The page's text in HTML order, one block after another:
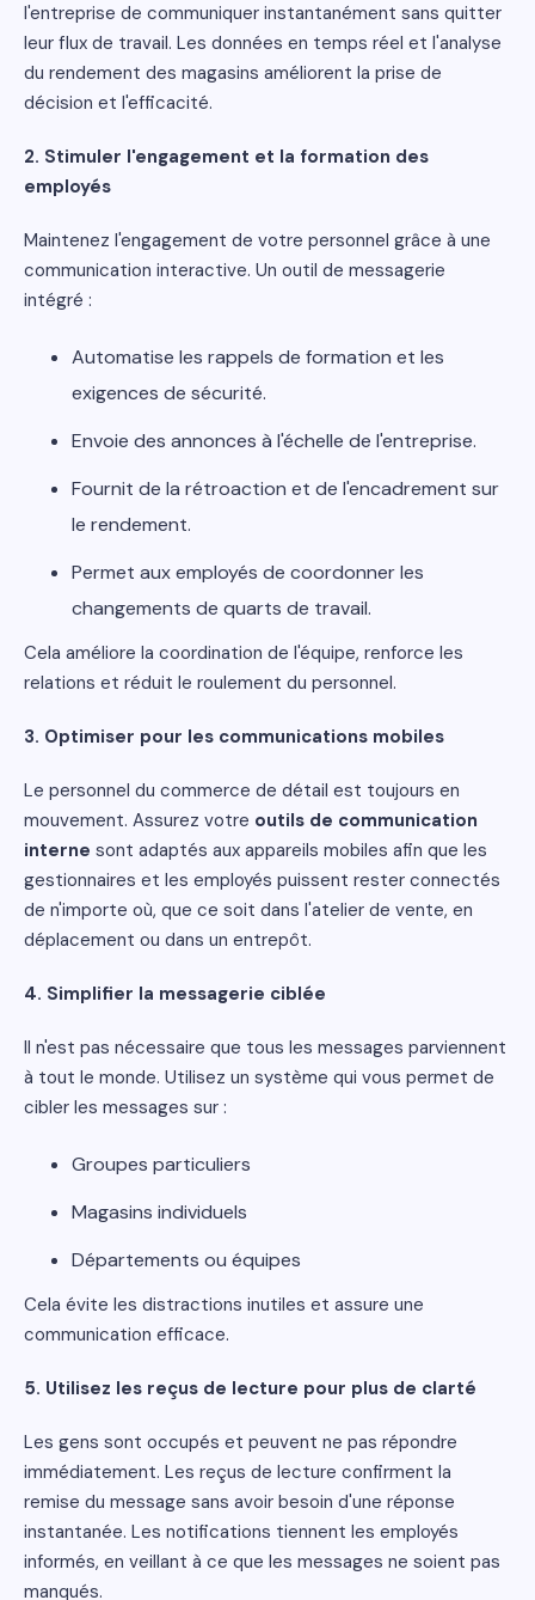
l'entreprise de communiquer instantanément sans quitter
leur flux de travail. Les données en temps réel et l'analyse
du rendement des magasins améliorent la prise de
décision et l'efficacité.
2. Stimuler l'engagement et la formation des
employés
Maintenez l'engagement de votre personnel grâce à une
communication interactive. Un outil de messagerie
intégré :
Automatise les rappels de formation et les
exigences de sécurité.
Envoie des annonces à l'échelle de l'entreprise.
Fournit de la rétroaction et de l'encadrement sur
le rendement.
Permet aux employés de coordonner les
changements de quarts de travail.
Cela améliore la coordination de l'équipe, renforce les
relations et réduit le roulement du personnel.
3. Optimiser pour les communications mobiles
Le personnel du commerce de détail est toujours en
mouvement. Assurez votre outils de communication
interne sont adaptés aux appareils mobiles afin que les
gestionnaires et les employés puissent rester connectés
de n'importe où, que ce soit dans l'atelier de vente, en
déplacement ou dans un entrepôt.
4. Simplifier la messagerie ciblée
Il n'est pas nécessaire que tous les messages parviennent
à tout le monde. Utilisez un système qui vous permet de
cibler les messages sur :
Groupes particuliers
Magasins individuels
Départements ou équipes
Cela évite les distractions inutiles et assure une
communication efficace.
5. Utilisez les reçus de lecture pour plus de clarté
Les gens sont occupés et peuvent ne pas répondre
immédiatement. Les reçus de lecture confirment la
remise du message sans avoir besoin d'une réponse
instantanée. Les notifications tiennent les employés
informés, en veillant à ce que les messages ne soient pas
manqués.